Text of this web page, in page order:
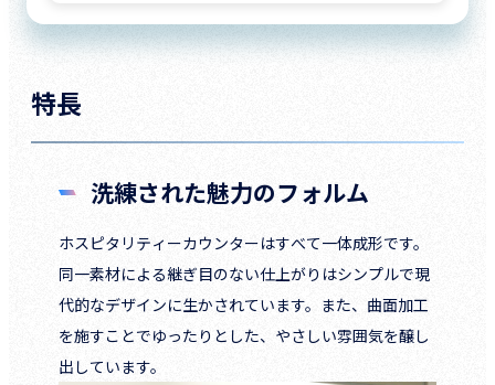
特長
洗練された魅力のフォルム
ホスピタリティーカウンターはすべて一体成形です。
同一素材による継ぎ目のない仕上がりはシンプルで現
代的なデザインに生かされています。また、曲面加工
を施すことでゆったりとした、やさしい雰囲気を醸し
出しています。